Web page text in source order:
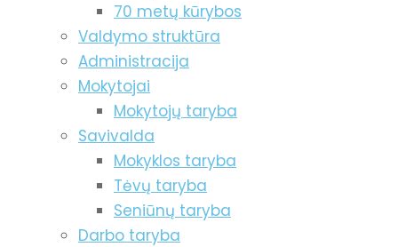
70 metų kūrybos
Valdymo struktūra
Administracija
Mokytojai
Mokytojų taryba
Savivalda
Mokyklos taryba
Tėvų taryba
Seniūnų taryba
Darbo taryba